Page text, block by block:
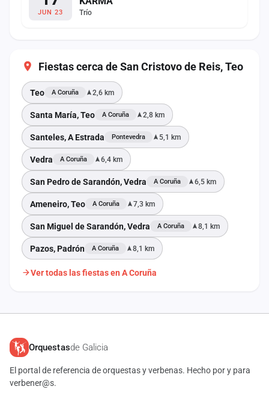
JUN 23 Trío
Fiestas cerca de San Cristovo de Reis, Teo
Teo A Coruña 2,6 km
Santa María, Teo A Coruña 2,8 km
Santeles, A Estrada Pontevedra 5,1 km
Vedra A Coruña 6,4 km
San Pedro de Sarandón, Vedra A Coruña 6,5 km
Ameneiro, Teo A Coruña 7,3 km
San Miguel de Sarandón, Vedra A Coruña 8,1 km
Pazos, Padrón A Coruña 8,1 km
Ver todas las fiestas en A Coruña
Orquestasde Galicia
El portal de referencia de orquestas y verbenas. Hecho por y para
verbener@s.